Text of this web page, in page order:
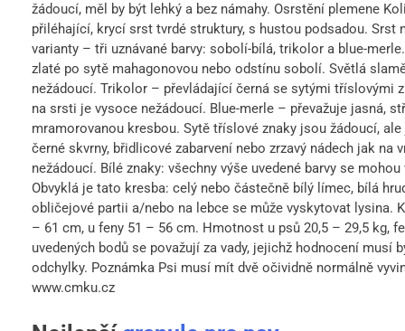
žádoucí, měl by být lehký a bez námahy. Osrstění plemene
přiléhající, krycí srst tvrdé struktury, s hustou podsadou. Srst
varianty – tři uznávané barvy: sobolí-bílá, trikolor a blue-
zlaté po sytě mahagonovou nebo odstínu sobolí. Světlá
nežádoucí. Trikolor – převládající černá se sytými tříslovými
na srsti je vysoce nežádoucí. Blue-merle – převažuje jasná,
mramorovanou kresbou. Sytě tříslové znaky jsou žádoucí,
černé skvrny, břidlicové zabarvení nebo zrzavý nádech jak
nežádoucí. Bílé znaky: všechny výše uvedené barvy se
Obvyklá je tato kresba: celý nebo částečně bílý límec, bílá
obličejové partii a/nebo na lebce se může vyskytovat lysina.
– 61 cm, u feny 51 – 56 cm. Hmotnost u psů 20,5 – 29,5 kg,
uvedených bodů se považují za vady, jejichž hodnocení musí
odchylky. Poznámka Psi musí mít dvě očividně normálně
www.cmku.cz